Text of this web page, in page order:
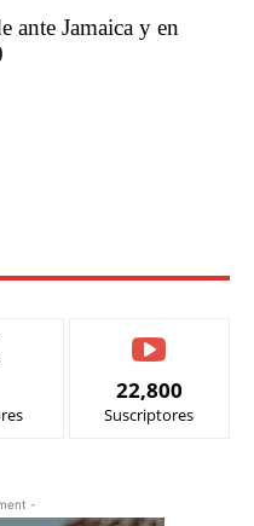
ante Jamaica y en
22,800
Suscriptores
-